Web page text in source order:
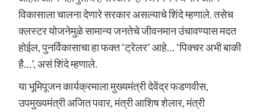
विकासाला चालना देणारे सरकार असल्याचे शिंदे म्हणाले. तसेच
क्लस्टर योजनेमुळे सामान्य जनतेचे जीवनमान उंचावण्यास मदत
होईल, पुनर्विकासाचा हा फक्त ‘ट्रेलर’ आहे… ‘पिक्चर अभी बाकी
है…’, असं शिंदे म्हणाले.
या भूमिपूजन कार्यक्रमाला मुख्यमंत्री देवेंद्र फडणवीस,
उपमुख्यमंत्री अजित पवार, मंत्री आशिष शेलार, मंत्री